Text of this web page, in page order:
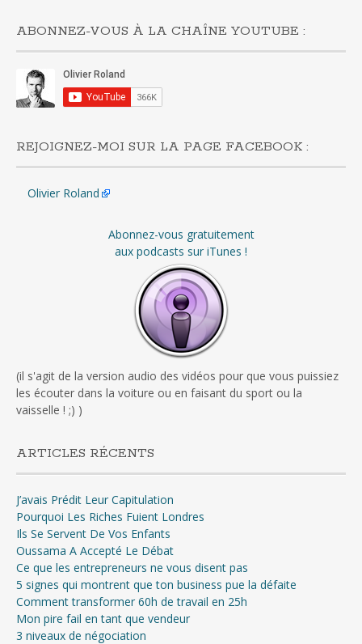
ABONNEZ-VOUS À LA CHAÎNE YOUTUBE :
REJOIGNEZ-MOI SUR LA PAGE FACEBOOK :
Olivier Roland
Abonnez-vous gratuitement
aux podcasts sur iTunes !
(il s'agit de la version audio des vidéos pour que vous puissiez
les écouter dans la voiture ou en faisant du sport ou la
vaisselle ! ;) )
ARTICLES RÉCENTS
J’avais Prédit Leur Capitulation
Pourquoi Les Riches Fuient Londres
Ils Se Servent De Vos Enfants
Oussama A Accepté Le Débat
Ce que les entrepreneurs ne vous disent pas
5 signes qui montrent que ton business pue la défaite
Comment transformer 60h de travail en 25h
Mon pire fail en tant que vendeur
3 niveaux de négociation